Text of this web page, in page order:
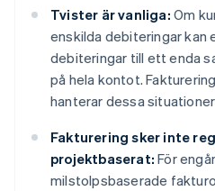
Tvister är vanliga: Om
enskilda debiteringar kan
debiteringar till ett enda
på hela kontot.
hanterar dessa
Fakturering sker inte
projektbaserat: För
milstolpsbaserade